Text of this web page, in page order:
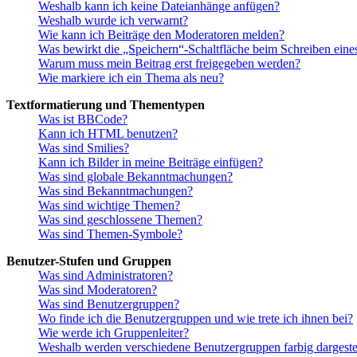
Weshalb kann ich keine Dateianhänge anfügen?
Weshalb wurde ich verwarnt?
Wie kann ich Beiträge den Moderatoren melden?
Was bewirkt die „Speichern“-Schaltfläche beim Schreiben
Warum muss mein Beitrag erst freigegeben werden?
Wie markiere ich ein Thema als neu?
Textformatierung und Thementypen
Was ist BBCode?
Kann ich HTML benutzen?
Was sind Smilies?
Kann ich Bilder in meine Beiträge einfügen?
Was sind globale Bekanntmachungen?
Was sind Bekanntmachungen?
Was sind wichtige Themen?
Was sind geschlossene Themen?
Was sind Themen-Symbole?
Benutzer-Stufen und Gruppen
Was sind Administratoren?
Was sind Moderatoren?
Was sind Benutzergruppen?
Wo finde ich die Benutzergruppen und wie trete ich ihnen bei?
Wie werde ich Gruppenleiter?
Weshalb werden verschiedene Benutzergruppen farbig